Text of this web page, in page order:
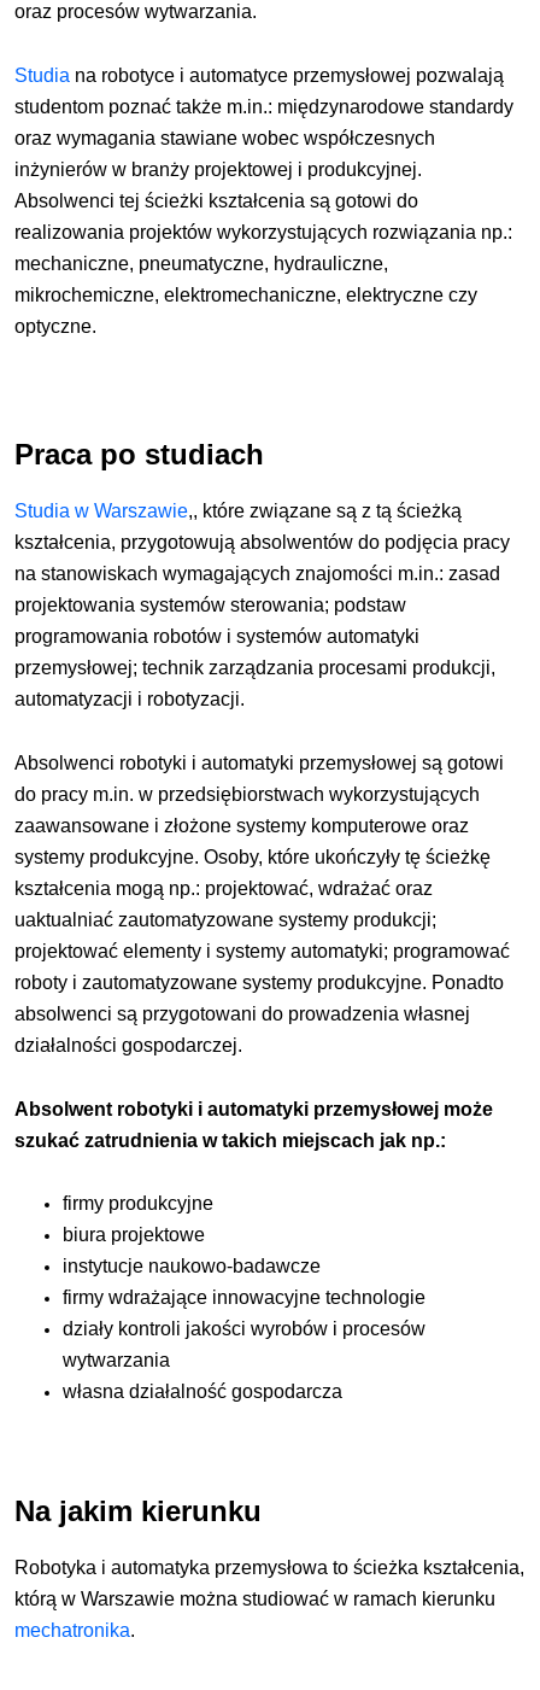
oraz procesów wytwarzania.
Studia na robotyce i automatyce przemysłowej pozwalają
studentom poznać także m.in.: międzynarodowe standardy
oraz wymagania stawiane wobec współczesnych
inżynierów w branży projektowej i produkcyjnej.
Absolwenci tej ścieżki kształcenia są gotowi do
realizowania projektów wykorzystujących rozwiązania np.:
mechaniczne, pneumatyczne, hydrauliczne,
mikrochemiczne, elektromechaniczne, elektryczne czy
optyczne.
Praca po studiach
Studia w Warszawie,, które związane są z tą ścieżką
kształcenia, przygotowują absolwentów do podjęcia pracy
na stanowiskach wymagających znajomości m.in.: zasad
projektowania systemów sterowania; podstaw
programowania robotów i systemów automatyki
przemysłowej; technik zarządzania procesami produkcji,
automatyzacji i robotyzacji.
Absolwenci robotyki i automatyki przemysłowej są gotowi
do pracy m.in. w przedsiębiorstwach wykorzystujących
zaawansowane i złożone systemy komputerowe oraz
systemy produkcyjne. Osoby, które ukończyły tę ścieżkę
kształcenia mogą np.: projektować, wdrażać oraz
uaktualniać zautomatyzowane systemy produkcji;
projektować elementy i systemy automatyki; programować
roboty i zautomatyzowane systemy produkcyjne. Ponadto
absolwenci są przygotowani do prowadzenia własnej
działalności gospodarczej.
Absolwent robotyki i automatyki przemysłowej może
szukać zatrudnienia w takich miejscach jak np.:
firmy produkcyjne
biura projektowe
instytucje naukowo-badawcze
firmy wdrażające innowacyjne technologie
działy kontroli jakości wyrobów i procesów
wytwarzania
własna działalność gospodarcza
Na jakim kierunku
Robotyka i automatyka przemysłowa to ścieżka kształcenia,
którą w Warszawie można studiować w ramach kierunku
mechatronika.